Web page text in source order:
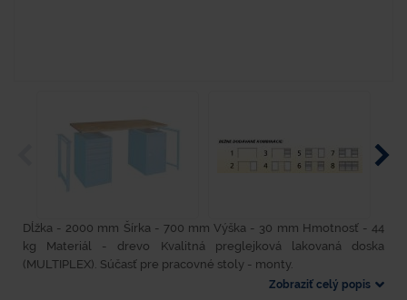
Dĺžka - 2000 mm Šírka - 700 mm Výška - 30 mm Hmotnosť - 44
kg Materiál - drevo Kvalitná preglejková lakovaná doska
(MULTIPLEX). Súčasť pre pracovné stoly - monty.
Zobraziť celý popis